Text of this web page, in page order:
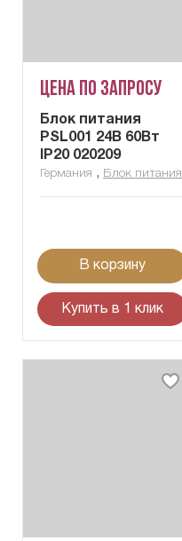
Цена по запросу
Блок питания
PSL001 24В 60Вт
IP20 020209
Германия , Блок питания
В корзину
Купить в 1 клик